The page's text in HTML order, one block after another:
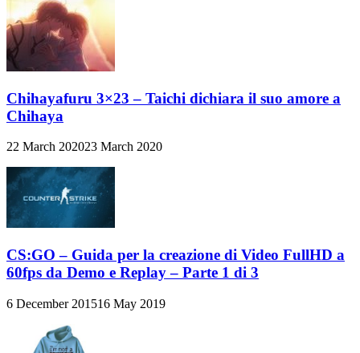
Chihayafuru 3×23 – Taichi dichiara il suo amore a
Chihaya
22 March 202023 March 2020
CS:GO – Guida per la creazione di Video FullHD a
60fps da Demo e Replay – Parte 1 di 3
6 December 201516 May 2019